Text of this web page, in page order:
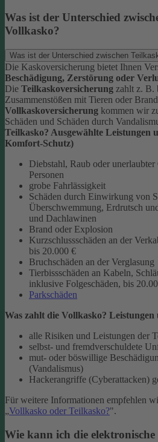
Was ist der Unterschied
Vollkasko?
Was ist der Unterschied zwischen
Die Kaskoversicherung bietet Ihnen
Beschädigung, Zerstörung oder
Die Teilkaskoversicherung zahlt z. B.
Zusammenstößen mit Tieren oder
Vollkaskoversicherung kommen wir
Schäden und Schäden durch
Teilkasko? Ausgewählte Leistungen
Komfort-Schutz)
Diebstahl, Raub oder
Personen
grobe Fahrlässigkeit
Schäden durch Einwirkung von
Überschwemmung, Erdrutsch
und Dachlawinen
Brand oder Explosion
Kurzschlussschäden an der
bis 20.000 €
Bruchschäden an der Verglasung
Tierbissschäden an Kabeln,
inklusive Folgeschäden, bis
Parkschäden
Was zahlt die Vollkasko?
alle Risiken und Leistungen der
selbst- und fremdverschuldete
mut- oder böswillige
(Vandalismus)
Hackerangriffe (Cyberattacken)
Für weitere Informationen empfehlen
„Vollkasko oder Teilkasko?".
Wie kann ich die elektronische